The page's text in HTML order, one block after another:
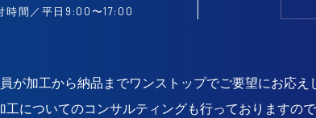
時間／平日 9:00 〜17:00
が加工から納品までワンストップでご要望にお応え
についてのコンサルティングも行っておりますので